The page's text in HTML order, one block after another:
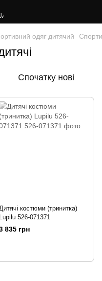
одяг дитячий
Спочатку нові
костюми (тринитка)
Lupilu 526-071371
835 грн